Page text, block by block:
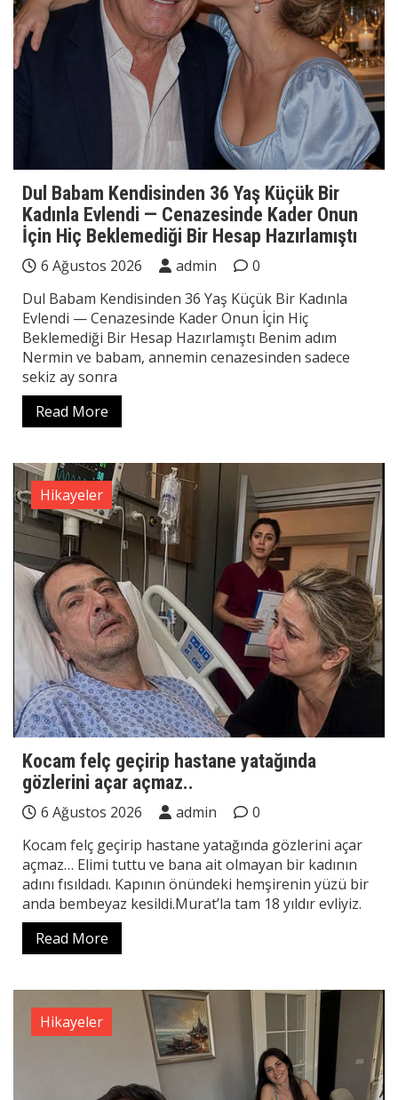
Dul Babam Kendisinden 36 Yaş Küçük Bir
Kadınla Evlendi — Cenazesinde Kader Onun
İçin Hiç Beklemediği Bir Hesap Hazırlamıştı
6 Ağustos 2026 admin
0
Dul Babam Kendisinden 36 Yaş Küçük Bir Kadınla
Evlendi — Cenazesinde Kader Onun İçin Hiç
Beklemediği Bir Hesap Hazırlamıştı Benim adım
Nermin ve babam, annemin cenazesinden sadece
sekiz ay sonra
Read More
Hikayeler
Kocam felç geçirip hastane yatağında
gözlerini açar açmaz..
6 Ağustos 2026 admin
0
Kocam felç geçirip hastane yatağında gözlerini açar
açmaz… Elimi tuttu ve bana ait olmayan bir kadının
adını fısıldadı. Kapının önündeki hemşirenin yüzü bir
anda bembeyaz kesildi.Murat’la tam 18 yıldır evliyiz.
Read More
Hikayeler